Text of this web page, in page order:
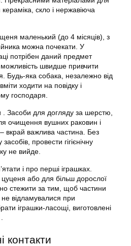
скло і нержавіюча
маленький (до 4 місяців), з
можна почекати. У
потрібен даний предмет
можливість швидше привчити
Будь-яка собака, незалежно від
ходити на повідку і
господаря.
. Засоби для догляду за шерстю,
очищення вушних раковин і
вкрай важлива частина. Без
провести гігієнічну
не вийде.
і про перші іграшках.
або для більш дорослої
стежити за тим, щоб частини
відламувалися при
іграшки-ласощі, виготовлені
контакти